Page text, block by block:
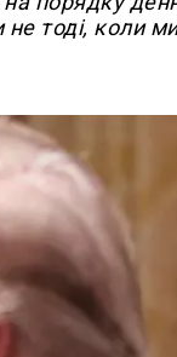
тоді, коли